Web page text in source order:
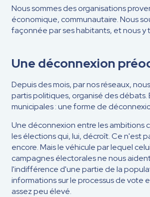
Nous sommes des organisations
économique, communautaire. Nous
façonnée par ses habitants, et nous y
Une déconnexion
Depuis des mois, par nos réseaux,
partis politiques, organisé des
municipales : une forme de
Une déconnexion entre les ambitions
les élections qui, lui, décroît. Ce n'est
encore. Mais le véhicule par lequel
campagnes électorales ne nous
l'indifférence d'une partie de la
informations sur le processus de vote
assez peu élevé.